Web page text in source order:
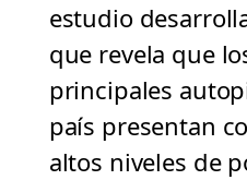
estudio
que revela que
principales
país presentan
altos niveles de